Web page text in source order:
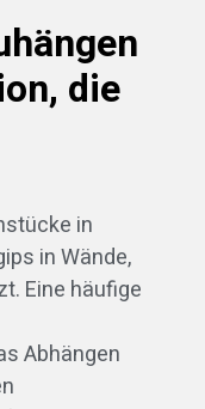
die
in
in Wände,
Eine häufige
Abhängen